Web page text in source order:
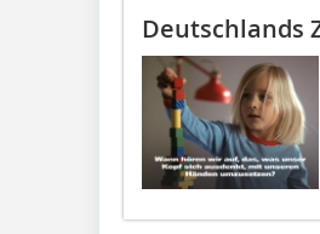
Deutschlands